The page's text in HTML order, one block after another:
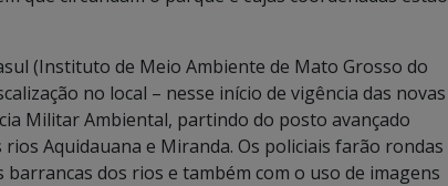
(Instituto de Meio Ambiente de Mato Grosso do
no local – nesse início de vigência das novas
Militar Ambiental, partindo do posto avançado
Aquidauana e Miranda. Os policiais farão rondas
dos rios e também com o uso de imagens